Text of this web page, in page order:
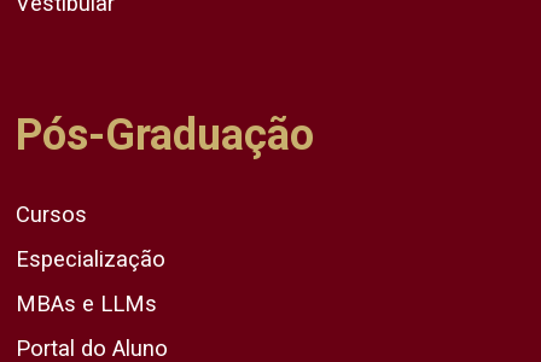
Pós-Graduação
Cursos
Especialização
MBAs e LLMs
Portal do Aluno